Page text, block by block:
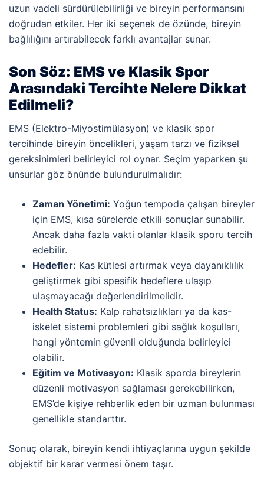
uzun vadeli sürdürülebilirliği ve bireyin performansını
doğrudan etkiler. Her iki seçenek de özünde, bireyin
bağlılığını artırabilecek farklı avantajlar sunar.
Son Söz: EMS ve Klasik Spor
Arasındaki Tercihte Nelere Dikkat
Edilmeli?
EMS (Elektro-Miyostimülasyon) ve klasik spor
tercihinde bireyin öncelikleri, yaşam tarzı ve fiziksel
gereksinimleri belirleyici rol oynar. Seçim yaparken şu
unsurlar göz önünde bulundurulmalıdır:
Zaman Yönetimi: Yoğun tempoda çalışan bireyler
için EMS, kısa sürelerde etkili sonuçlar sunabilir.
Ancak daha fazla vakti olanlar klasik sporu tercih
edebilir.
Hedefler: Kas kütlesi artırmak veya dayanıklılık
geliştirmek gibi spesifik hedeflere ulaşıp
ulaşmayacağı değerlendirilmelidir.
Health Status: Kalp rahatsızlıkları ya da kas-
iskelet sistemi problemleri gibi sağlık koşulları,
hangi yöntemin güvenli olduğunda belirleyici
olabilir.
Eğitim ve Motivasyon: Klasik sporda bireylerin
düzenli motivasyon sağlaması gerekebilirken,
EMS’de kişiye rehberlik eden bir uzman bulunması
genellikle standarttır.
Sonuç olarak, bireyin kendi ihtiyaçlarına uygun şekilde
objektif bir karar vermesi önem taşır.